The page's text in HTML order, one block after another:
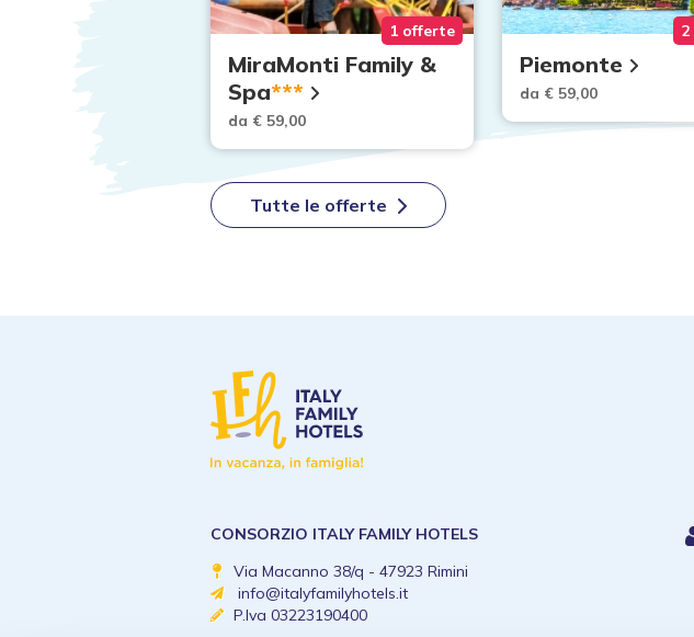
1 offerte
MiraMonti Family &
Spa***
da € 59,00
Piemonte
da € 59,00
Tutte le offerte
CONSORZIO ITALY FAMILY HOTELS
Via Macanno 38/q - 47923 Rimini
info@italyfamilyhotels.it
P.Iva 03223190400